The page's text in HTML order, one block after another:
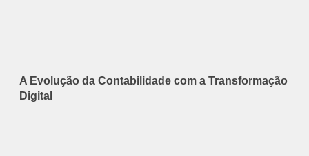
A Evolução da Contabilidade com a Transformação
Digital